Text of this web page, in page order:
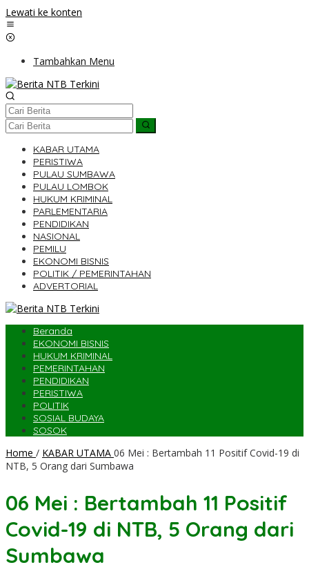
Lewati ke konten
Tambahkan Menu
KABAR UTAMA
PERISTIWA
PULAU SUMBAWA
PULAU LOMBOK
HUKUM KRIMINAL
PARLEMENTARIA
PENDIDIKAN
NASIONAL
PEMILU
EKONOMI BISNIS
POLITIK / PEMERINTAHAN
ADVERTORIAL
Beranda
EKONOMI BISNIS
HUKUM KRIMINAL
PEMERINTAHAN
PENDIDIKAN
PERISTIWA
POLITIK
SOSIAL BUDAYA
SOSOK
Home / KABAR UTAMA 06 Mei : Bertambah 11 Positif Covid-19 di
NTB, 5 Orang dari Sumbawa
06 Mei : Bertambah 11 Positif
Covid-19 di NTB, 5 Orang dari
Sumbawa